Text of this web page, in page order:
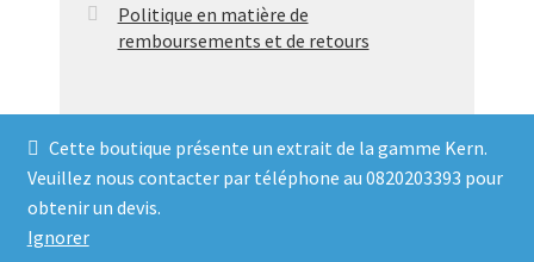
Cette boutique présente un extrait de la gamme Kern.
Veuillez nous contacter par téléphone au 0820203393 pour
obtenir un devis.
Ignorer
Politique en matière de
remboursements et de retours
© Balances France 2026
Politique de confidentialité